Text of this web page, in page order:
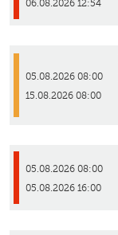
06.08.2026 12:54
05.08.2026 08:00
15.08.2026 08:00
05.08.2026 08:00
05.08.2026 16:00